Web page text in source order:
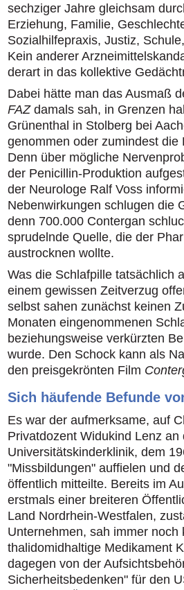
sechziger Jahre gleichsam
Erziehung, Familie,
Sozialhilfepraxis, Justiz,
Kein anderer
derart in das kollektive
Dabei hätte man das Ausmaß
FAZdamals sah, in Grenzen
Grünenthal in Stolberg bei
genommen oder zumindest
Denn über mögliche
der Penicillin-Produktion
der Neurologe Ralf Voss
Nebenwirkungen schlugen die
denn 700.000 Contergan
sprudelnde Quelle, die der
austrocknen wollte.
Was die Schlafpille tatsächlich
einem gewissen Zeitverzug
selbst sahen zunächst keinen
Monaten eingenommenen
beziehungsweise verkürzten
wurde. Den Schock kann als
den preisgekrönten Film
Sich häufende Befunde
Es war der aufmerksame, auf
Privatdozent Widukind Lenz an
Universitätskinderklinik, dem
"Missbildungen" auffielen und
öffentlich mitteilte. Bereits im
erstmals einer breiteren
Land Nordrhein-Westfalen,
Unternehmen, sah immer
thalidomidhaltige Medikament
dagegen von der
Sicherheitsbedenken" für den